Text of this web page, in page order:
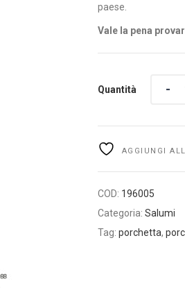
paese.
Vale la pena
Quantità
AGGIUNGI
COD: 196005
Categoria: Salumi
Tag: porchetta,